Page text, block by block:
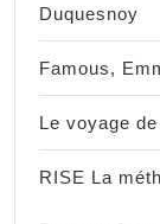
Duquesnoy
Famous,
Le voyage
RISE La